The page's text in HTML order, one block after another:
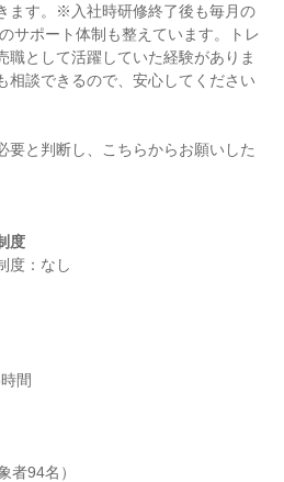
ます。※入社時研修終了後も毎月の
サポート体制も整えています。トレ
職として活躍していた経験がありま
要と判断し、こちらからお願いした
度
者94名）